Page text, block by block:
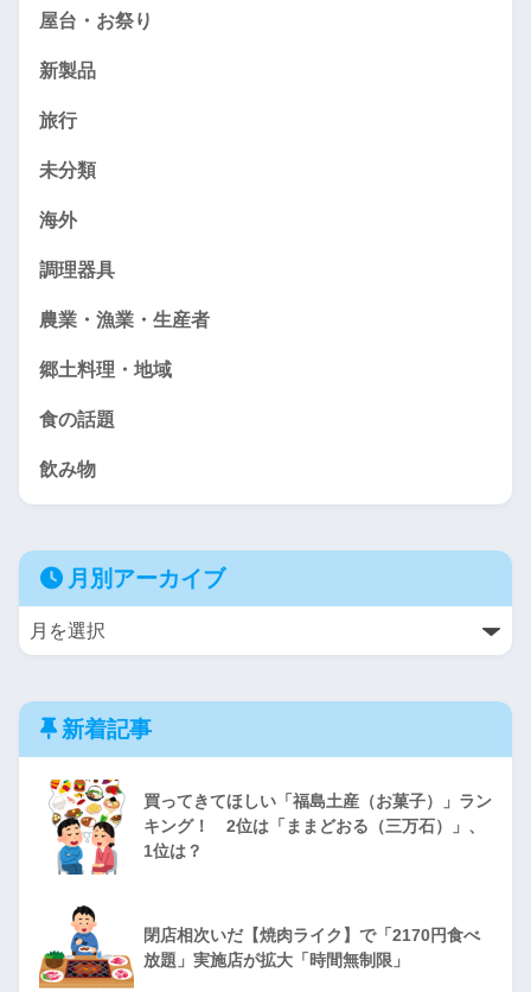
屋台・お祭り
新製品
旅行
未分類
海外
調理器具
農業・漁業・生産者
郷土料理・地域
食の話題
飲み物
月別アーカイブ
新着記事
買ってきてほしい「福島土産（お菓子）」ラン
キング！ 2位は「ままどおる（三万石）」、
1位は？
閉店相次いだ【焼肉ライク】で「2170円食べ
放題」実施店が拡大「時間無制限」